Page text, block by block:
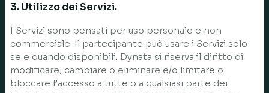
3. Utilizzo dei Servizi.
I Servizi sono pensati per uso personale e non
commerciale. Il partecipante può usare i Servizi solo
se e quando disponibili. Dynata si riserva il diritto di
modificare, cambiare o eliminare e/o limitare o
bloccare l’accesso a tutte o a qualsiasi parte dei